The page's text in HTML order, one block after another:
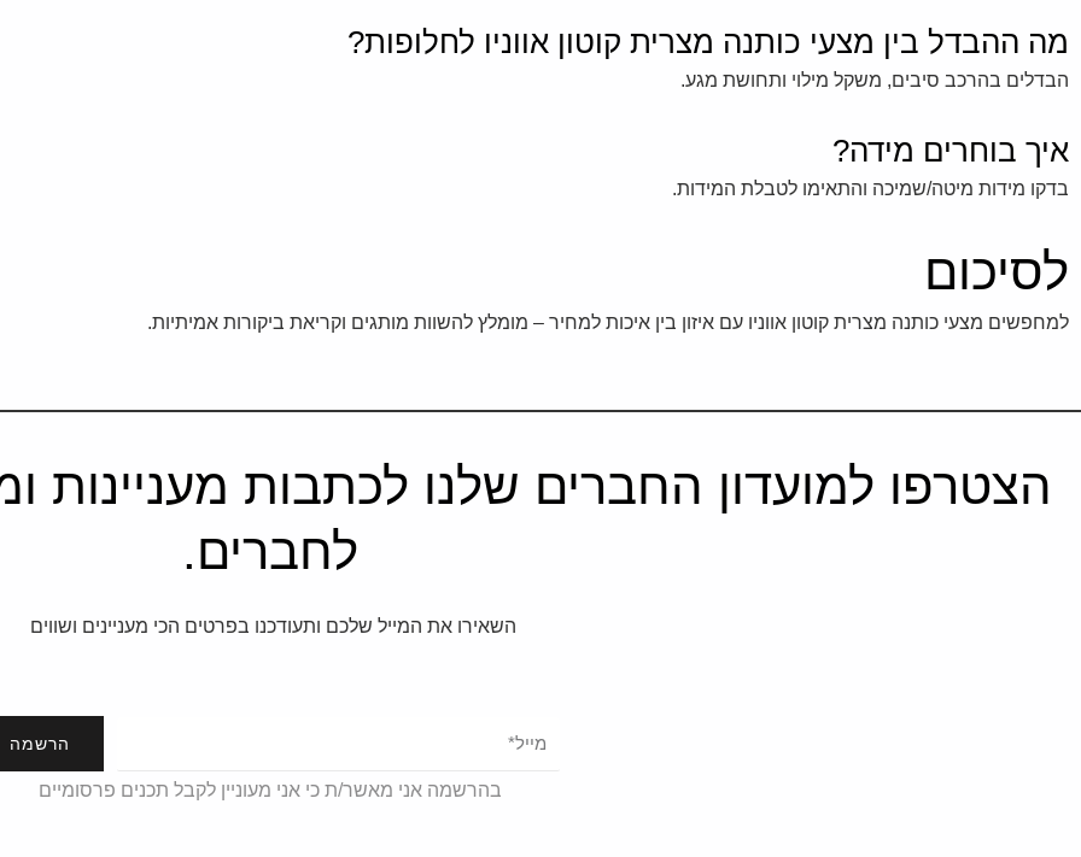
מה ההבדל בין מצעי כותנה מצרית קוטון אווניו לחלופות?
הבדלים בהרכב סיבים, משקל מילוי ותחושת מגע.
איך בוחרים מידה?
בדקו מידות מיטה/שמיכה והתאימו לטבלת המידות.
לסיכום
למחפשים מצעי כותנה מצרית קוטון אווניו עם איזון בין איכות למחיר – מומלץ להשוות מותגים וקריאת ביקורות אמיתיות.
הצטרפו למועדון החברים שלנו לכתבות מעניינות
לחברים.
השאירו את המייל שלכם ותעודכנו בפרטים הכי מעניינים ושווים
הרשמה
בהרשמה אני מאשר/ת כי אני מעוניין לקבל תכנים פרסומיים